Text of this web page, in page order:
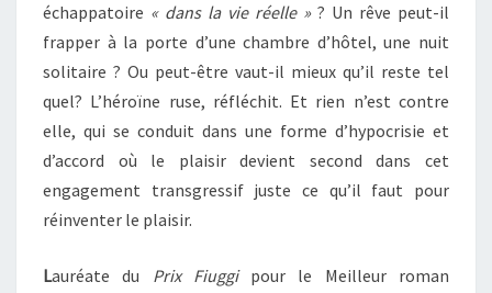
échappatoire « dans la vie réelle »? Un rêve peut-il
frapper à la porte d’une chambre d’hôtel, une nuit
solitaire ? Ou peut-être vaut-il mieux qu’il reste tel
quel? L’héroïne ruse, réfléchit. Et rien n’est contre
elle, qui se conduit dans une forme d’hypocrisie et
d’accord où le plaisir devient second dans cet
engagement transgressif juste ce qu’il faut pour
réinventer le plaisir.
Lauréate du Prix Fiuggipour le Meilleur roman